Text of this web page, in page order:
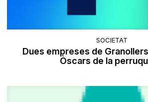
SOCIETAT
Dues empreses de
Òscars de la